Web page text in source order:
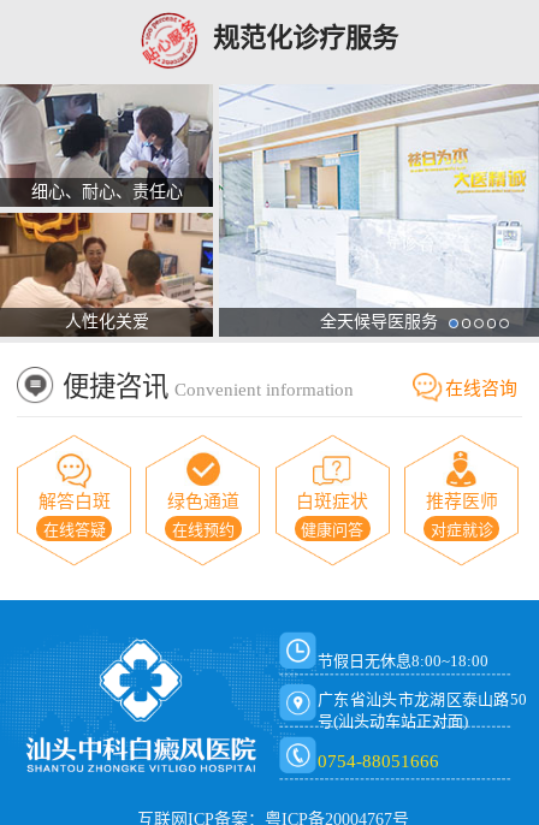
规范化诊疗服务
细心、耐心、责任心
人性化关爱 全天候导医服务
便捷咨讯 Convenient information 在线咨询
解答白斑
在线答疑
绿色通道
在线预约
白斑症状
健康问答
推荐医师
对症就诊
节假日无休息8:00~18:00
广东省汕头市龙湖区泰山路50
号(汕头动车站正对面)
0754-88051666
互联网ICP备案：粤ICP备20004767号